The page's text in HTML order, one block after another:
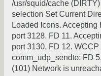
/usr/squid/cache
selection Set Current
Loaded Icons.
port 3128, FD 11.
port 3130, FD 12.
comm_udp_sendto: FD
(101) Network is